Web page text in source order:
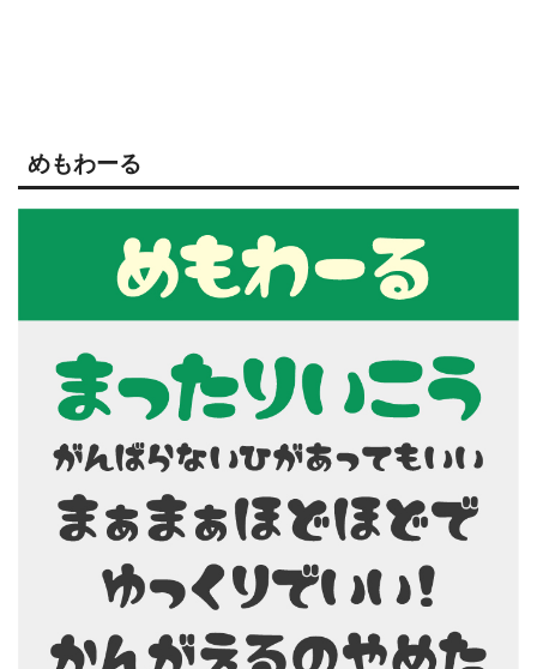
めもわーる